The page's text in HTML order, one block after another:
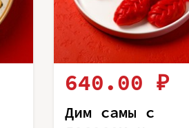
640.00 ₽
Дим самы с